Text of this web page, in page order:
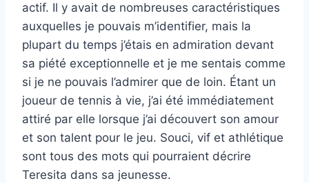
actif. Il y avait de nombreuses caractéristiques
auxquelles je pouvais m’identifier, mais la
plupart du temps j’étais en admiration devant
sa piété exceptionnelle et je me sentais comme
si je ne pouvais l’admirer que de loin. Étant un
joueur de tennis à vie, j’ai été immédiatement
attiré par elle lorsque j’ai découvert son amour
et son talent pour le jeu. Souci, vif et athlétique
sont tous des mots qui pourraient décrire
Teresita dans sa jeunesse.